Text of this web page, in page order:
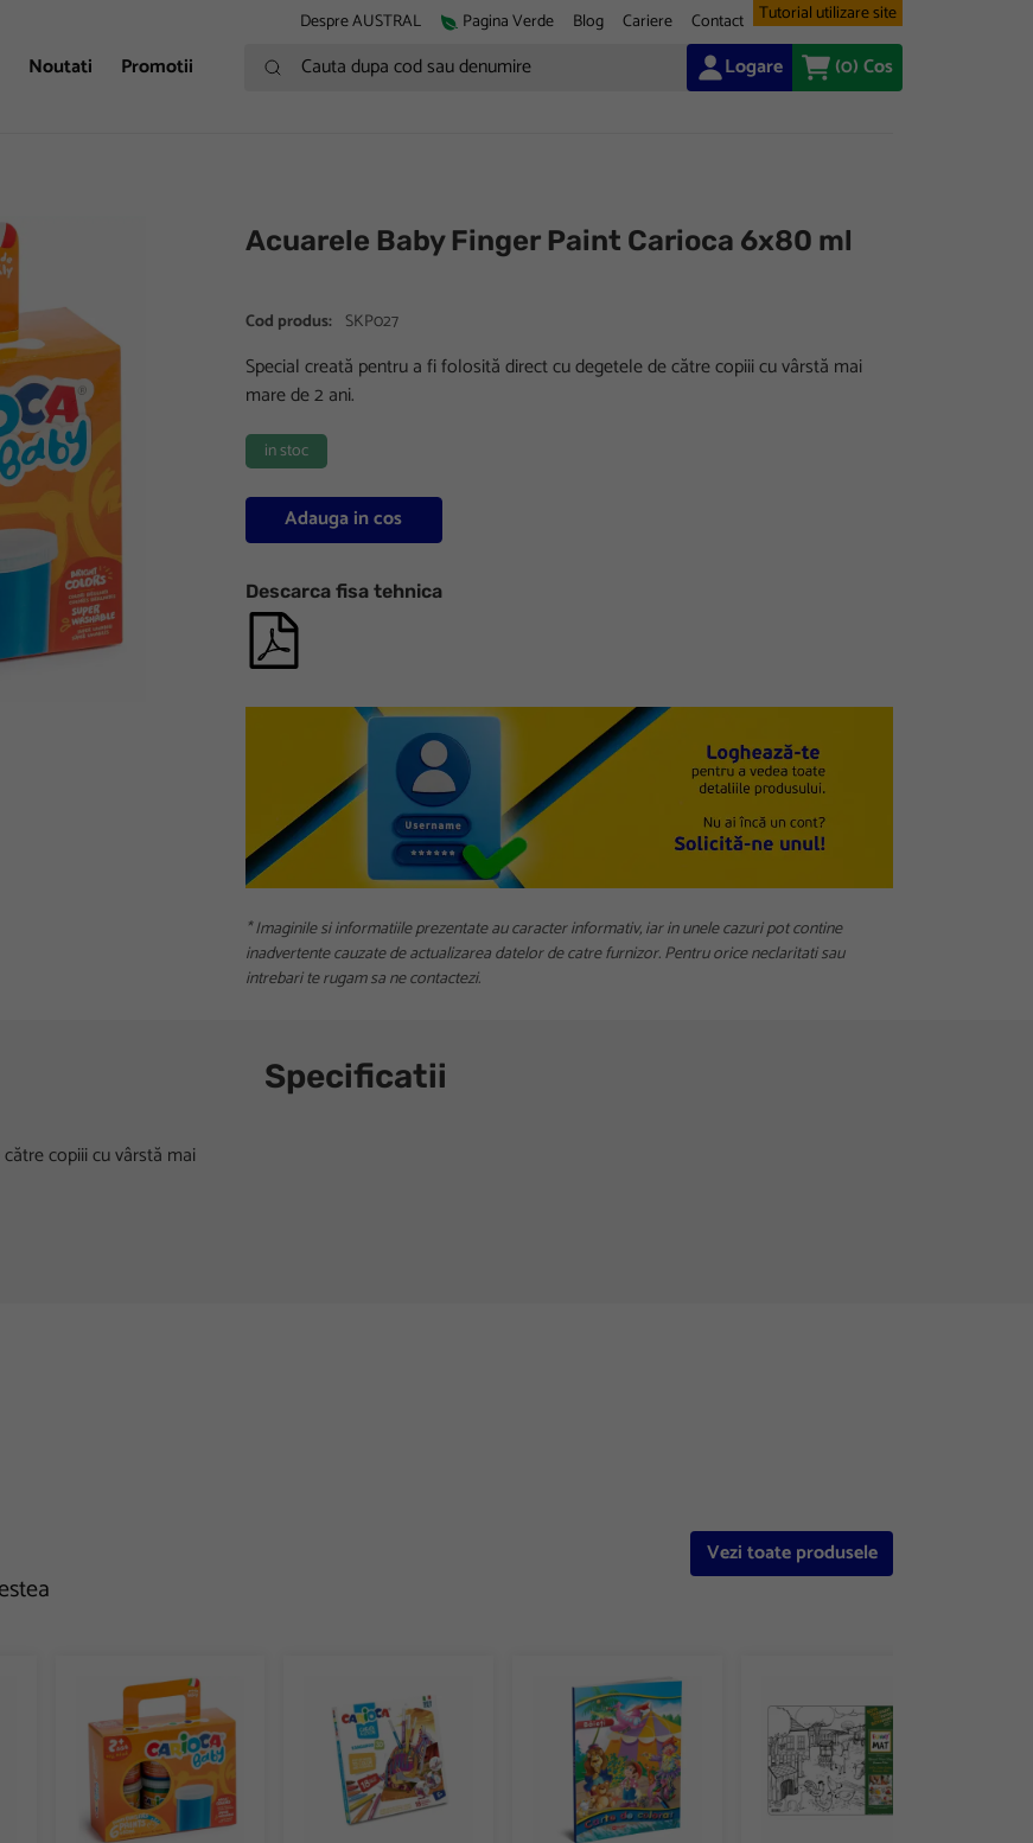
Despre AUSTRAL Pagina Verde Blog Cariere Contact Tutorial utilizare site
Noutati Promotii Cauta dupa cod sau denumire Logare (0)Cos
Acuarele Baby Finger Paint Carioca 6x80 ml
Cod produs: SKP027
Special creată pentru a fi folosită direct cu degetele de către copiii cu vârstă mai
mare de 2 ani.
in stoc
Adauga in cos
Descarca fisa tehnica
* Imaginile si informatiile prezentate au caracter informativ, iar in unele cazuri pot contine
inadvertente cauzate de actualizarea datelor de catre furnizor. Pentru orice neclaritati sau
intrebari te rugam sa ne contactezi.
copiii cu vârstă mai
Specificatii
Vezi toate produsele